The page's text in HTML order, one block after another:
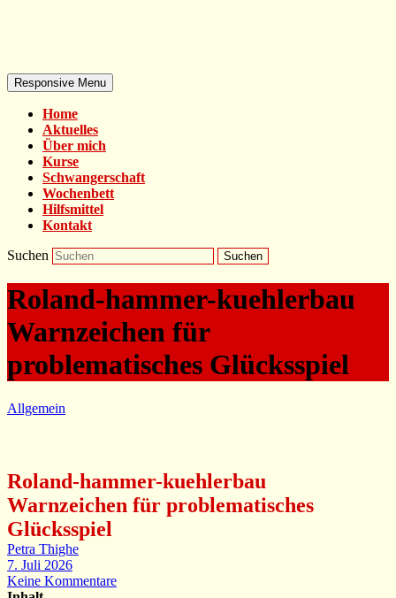
Responsive Menu
Home
Aktuelles
Über mich
Kurse
Schwangerschaft
Wochenbett
Hilfsmittel
Kontakt
Suchen
Roland-hammer-kuehlerbau
Warnzeichen für
problematisches Glücksspiel
Allgemein
Roland-hammer-kuehlerbau
Warnzeichen für problematisches
Glücksspiel
Petra Thighe
7. Juli 2026
Keine Kommentare